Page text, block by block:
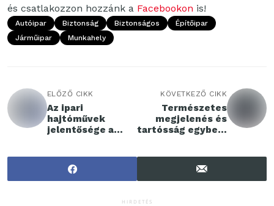
és csatlakozzon hozzánk a Facebookon is!
Autóipar Biztonság Biztonságos
Építőipar
Járműipar
Munkahely
ELŐZŐ CIKK
Az ipari
hajtóművek
jelentősége a
KÖVETKEZŐ CIKK
Természetes
megjelenés és
tartósság egyben:
titka
HIRDETÉS